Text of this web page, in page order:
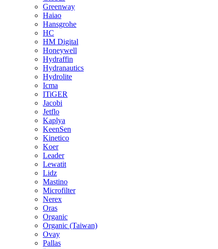
Greenway
Haiao
Hansgrohe
HC
HM Digital
Honeywell
Hydraffin
Hydranautics
Hydrolite
Icma
ITiGER
Jacobi
Jetflo
Kaplya
KeenSen
Kinetico
Koer
Leader
Lewatit
Lidz
Mastino
Microfilter
Nerex
Oras
Organic
Organic (Taiwan)
Ovay
Pallas